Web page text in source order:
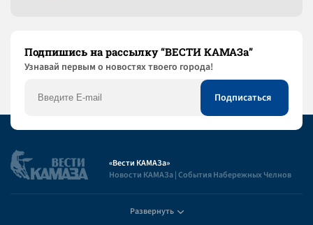
Подпишись на рассылку “ВЕСТИ КАМАЗа”
Узнaвай первым о новостях твоего города!
«Вести КАМАЗа»
Новости КАМАЗа | События Набережных Челнов
Развернуть